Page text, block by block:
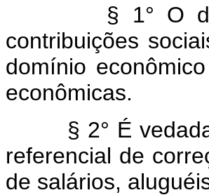
§ 1° O
contribuições
domínio
econômicas.
§ 2° É vedada
referencial de
de salários,